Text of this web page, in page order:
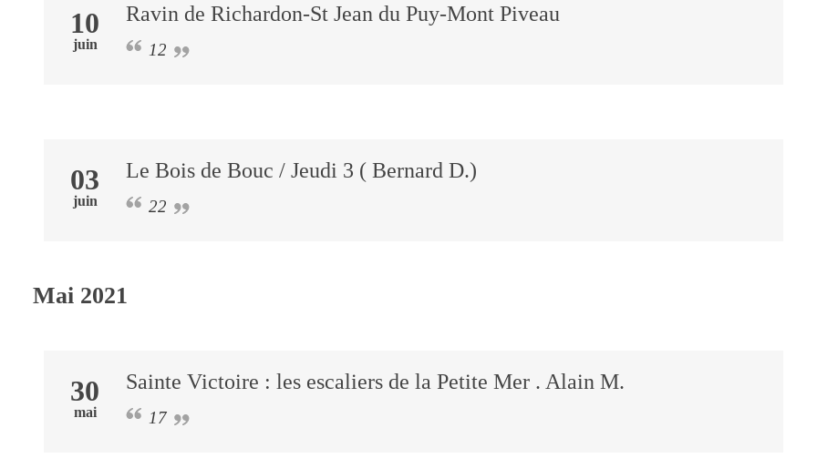
10
juin
Ravin de Richardon-St Jean du Puy-Mont Piveau
12
03
juin
Le Bois de Bouc / Jeudi 3 ( Bernard D.)
22
Mai 2021
30
mai
Sainte Victoire : les escaliers de la Petite Mer . Alain M.
17